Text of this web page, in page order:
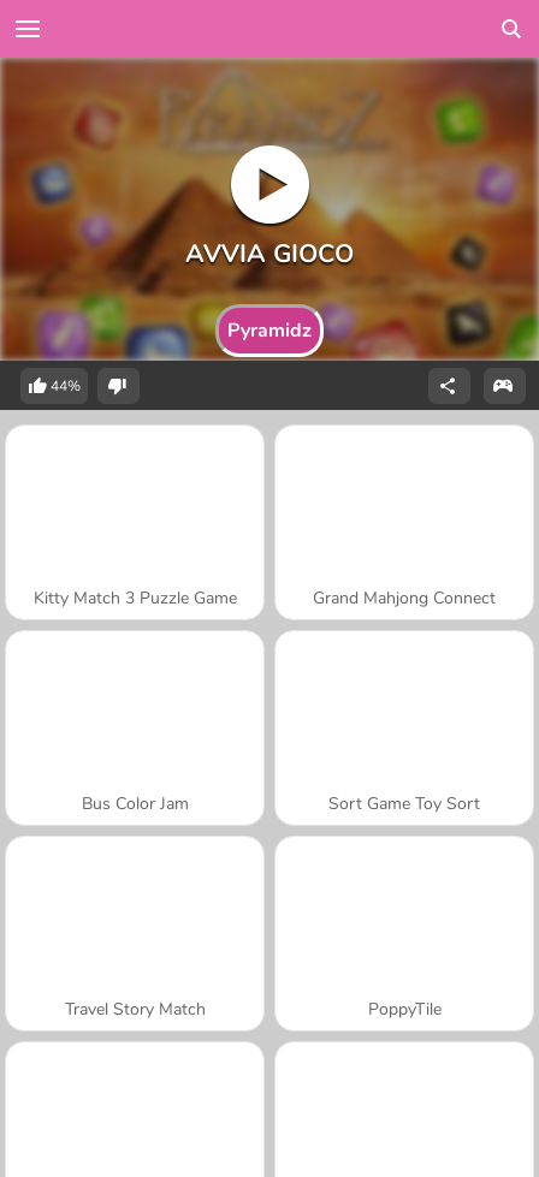
Pyramidz
44%
Kitty Match 3 Puzzle Game Grand Mahjong Connect
Bus Color Jam Sort Game Toy Sort
Travel Story Match PoppyTile